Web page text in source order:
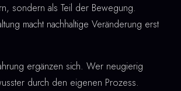
sondern als Teil der Bewegung.
macht nachhaltige Veränderung erst
ergänzen sich. Wer neugierig
durch den eigenen Prozess.